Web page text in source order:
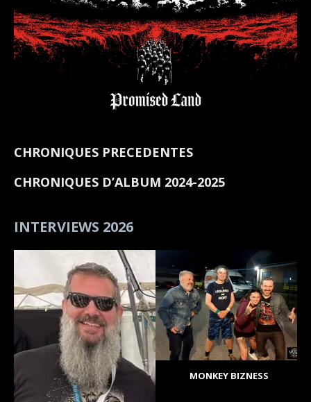
CHRONIQUES PRECEDENTES
CHRONIQUES D’ALBUM 2024-2025
INTERVIEWS 2026
MONKEY BIZNESS